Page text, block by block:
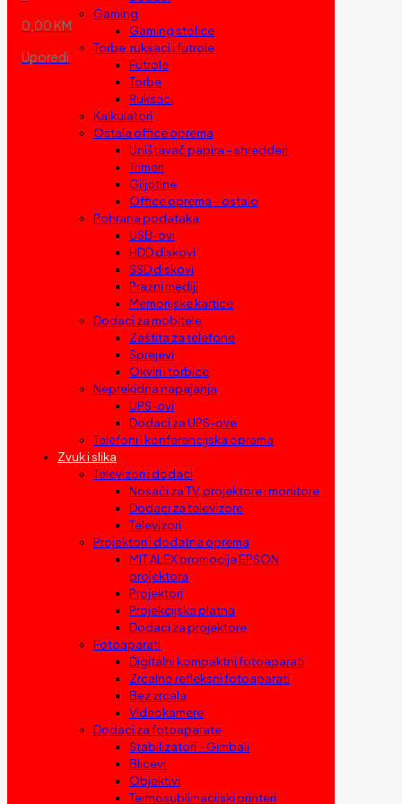
0,00 KM
Uporedi
Gaming
Gaming stolice
Torbe, ruksaci i futrole
Futrole
Torbe
Ruksaci
Kalkulatori
Ostala office oprema
Uništavač papira – shredderi
Trimeri
Giljotine
Office oprema – ostalo
Pohrana podataka
USB-ovi
HDD diskovi
SSD diskovi
Prazni mediji
Memorijske kartice
Dodaci za mobitele
Zaštita za telefone
Sprejevi
Okviri i torbice
Neprekidna napajanja
UPS-ovi
Dodaci za UPS-ove
Telefoni i konferencijska oprema
Zvuk i slika
Televizori i dodaci
Nosači za TV, projektore i monitore
Dodaci za televizore
Televizori
Projektori i dodatna oprema
MIT ALEX promocija EPSON
projektora
Projektori
Projekcijska platna
Dodaci za projektore
Fotoaparati
Digitalni kompaktni fotoaparati
Zrcalno refleksni fotoaparati
Bez zrcala
Videokamere
Dodaci za fotoaparate
Stabilizatori – Gimbali
Blicevi
Objektivi
Termosublimacijski printeri